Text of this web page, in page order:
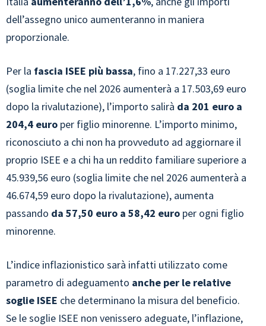
dell’assegno unico aumenteranno in maniera
proporzionale.
Per la fascia ISEE più bassa, fino a 17.227,33 euro
(soglia limite che nel 2026 aumenterà a 17.503,69 euro
dopo la rivalutazione), l’importo salirà da 201 euro a
204,4 euro per figlio minorenne. L’importo minimo,
riconosciuto a chi non ha provveduto ad aggiornare il
proprio ISEE e a chi ha un reddito familiare superiore a
45.939,56 euro (soglia limite che nel 2026 aumenterà a
46.674,59 euro dopo la rivalutazione), aumenta
passando da 57,50 euro a 58,42 euro per ogni figlio
minorenne.
L’indice inflazionistico sarà infatti utilizzato come
parametro di adeguamento anche per le relative
soglie ISEE che determinano la misura del beneficio.
Se le soglie ISEE non venissero adeguate, l’inflazione,